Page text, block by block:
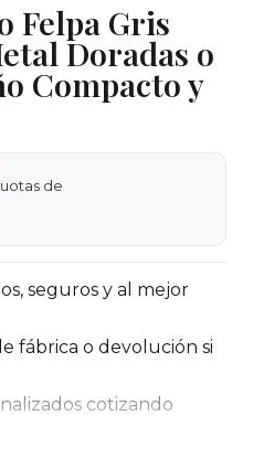
Felpa Gris
Doradas o
Compacto y
de
seguros y al mejor
fábrica o devolución si
cotizando